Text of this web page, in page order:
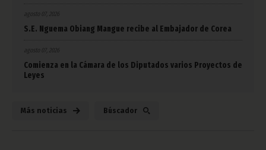
agosto 07, 2026
S.E. Nguema Obiang Mangue recibe al Embajador de Corea
agosto 07, 2026
Comienza en la Cámara de los Diputados varios Proyectos de
Leyes
Más noticias Búscador